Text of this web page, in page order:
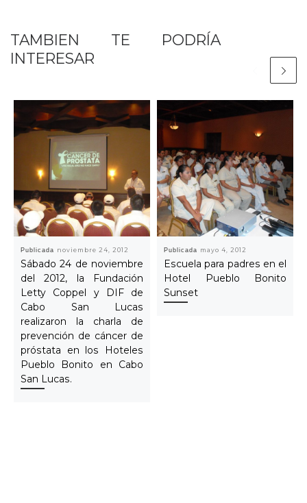
TAMBIEN TE PODRÍA
INTERESAR
Publicada noviembre 24, 2012
Sábado 24 de noviembre
del 2012, la Fundación
Letty Coppel y DIF de
Cabo San Lucas
realizaron la charla de
prevención de cáncer de
próstata en los Hoteles
Pueblo Bonito en Cabo
San Lucas.
Publicada mayo 4, 2012
Escuela para padres en el
Hotel Pueblo Bonito
Sunset